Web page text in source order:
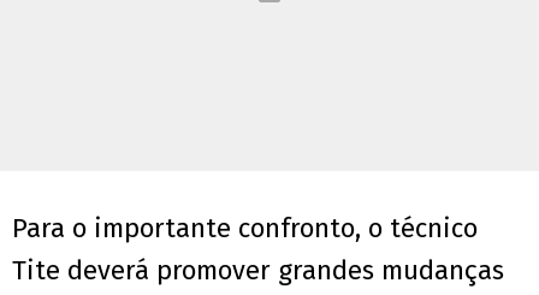
Para o importante confronto, o técnico
Tite deverá promover grandes mudanças